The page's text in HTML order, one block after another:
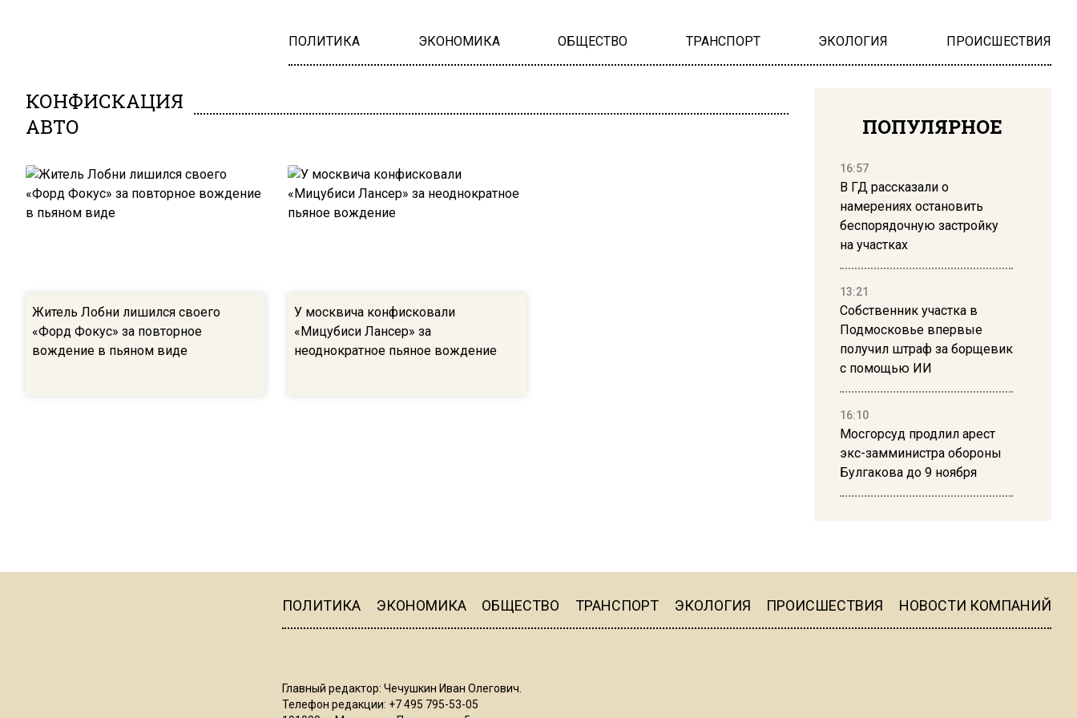
ПОЛИТИКА ЭКОНОМИКА ОБЩЕСТВО ТРАНСПОРТ ЭКОЛОГИЯ ПРОИСШЕСТВИЯ
КОНФИСКАЦИЯ
АВТО
Житель Лобни лишился своего
«Форд Фокус» за повторное
вождение в пьяном виде
У москвича конфисковали
«Мицубиси Лансер» за
неоднократное пьяное вождение
ПОПУЛЯРНОЕ
16:57
В ГД рассказали о
намерениях остановить
беспорядочную застройку
на участках
13:21
Собственник участка в
Подмосковье впервые
получил штраф за борщевик
с помощью ИИ
16:10
Мосгорсуд продлил арест
экс-замминистра обороны
Булгакова до 9 ноября
16:19
ПОЛИТИКА ЭКОНОМИКА ОБЩЕСТВО ТРАНСПОРТ ЭКОЛОГИЯ ПРОИСШЕСТВИЯ НОВОСТИ КОМПАНИЙ
Главный редактор: Чечушкин Иван Олегович.
Телефон редакции: +7 495 795-53-05